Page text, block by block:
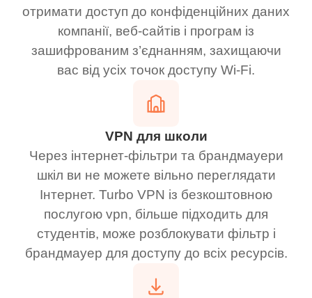
отримати доступ до конфіденційних даних
компанії, веб-сайтів і програм із
зашифрованим з’єднанням, захищаючи
вас від усіх точок доступу Wi-Fi.
VPN для школи
Через інтернет-фільтри та брандмауери
шкіл ви не можете вільно переглядати
Інтернет. Turbo VPN із безкоштовною
послугою vpn, більше підходить для
студентів, може розблокувати фільтр і
брандмауер для доступу до всіх ресурсів.